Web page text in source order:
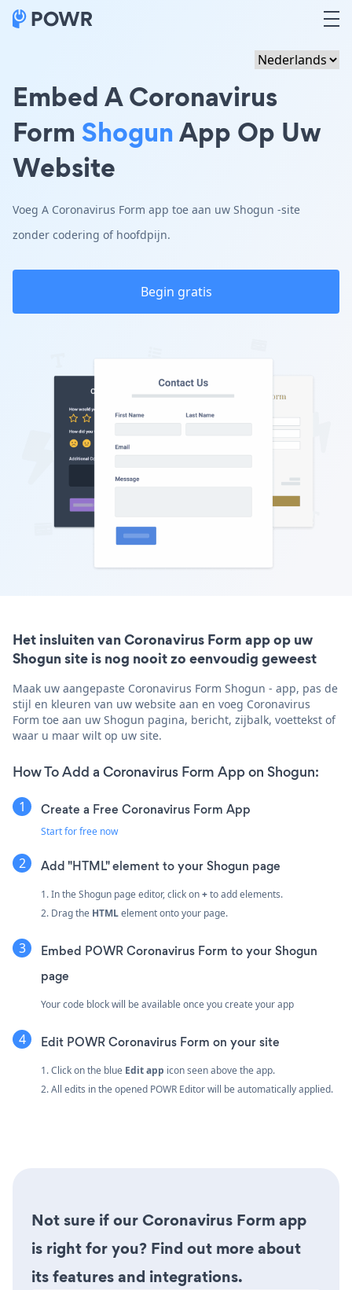
Embed A Coronavirus
Form ShogunApp Op Uw
Website
Voeg A Coronavirus Form app toe aan uw Shogun -site
zonder codering of hoofdpijn.
Begin gratis
Het insluiten van Coronavirus Form app op uw
Shogun site is nog nooit zo eenvoudig geweest
Maak uw aangepaste Coronavirus Form Shogun - app, pas de
stijl en kleuren van uw website aan en voeg Coronavirus
Form toe aan uw Shogun pagina, bericht, zijbalk, voettekst of
waar u maar wilt op uw site.
How To Add a Coronavirus Form App on Shogun:
Create a Free Coronavirus Form App
Start for free now
Add "HTML" element to your Shogun page
1. In the Shogun page editor, click on+to add elements.
2. Drag the HTMLelement onto your page.
Embed POWR Coronavirus Form to your Shogun
page
Your code block will be available once you create your app
Edit POWR Coronavirus Form on your site
1. Click on the blue Edit app icon seen above the app.
2. All edits in the opened POWR Editor will be automatically applied.
Not sure if our Coronavirus Form app
is right for you? Find out more about
its features and integrations.